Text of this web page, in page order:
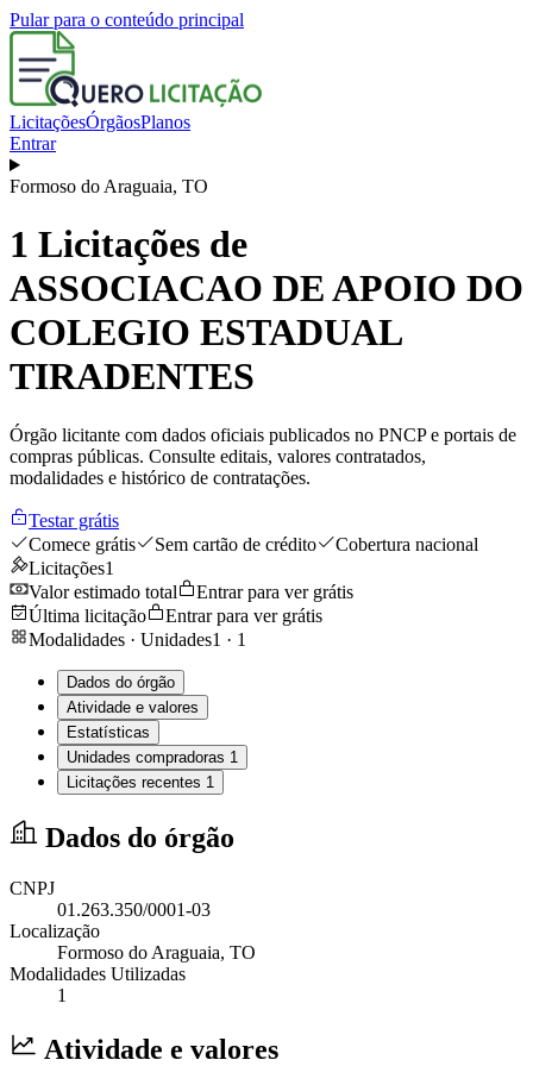
Pular para o conteúdo principal
LicitaçõesÓrgãosPlanos
Entrar
Formoso do Araguaia, TO
1 Licitações de
ASSOCIACAO DE APOIO DO
COLEGIO ESTADUAL
TIRADENTES
Órgão licitante com dados oficiais publicados no PNCP e portais de
compras públicas. Consulte editais, valores contratados,
modalidades e histórico de contratações.
Testar grátis
Comece grátis
Sem cartão de crédito
Cobertura nacional
Licitações1
Valor estimado total
Entrar para ver grátis
Última licitação
Entrar para ver grátis
Modalidades · Unidades1 · 1
Dados do órgão
Atividade e valores
Estatísticas
Unidades compradoras 1
Licitações recentes 1
Dados do órgão
CNPJ
01.263.350/0001-03
Localização
Formoso do Araguaia, TO
Modalidades Utilizadas
1
Atividade e valores